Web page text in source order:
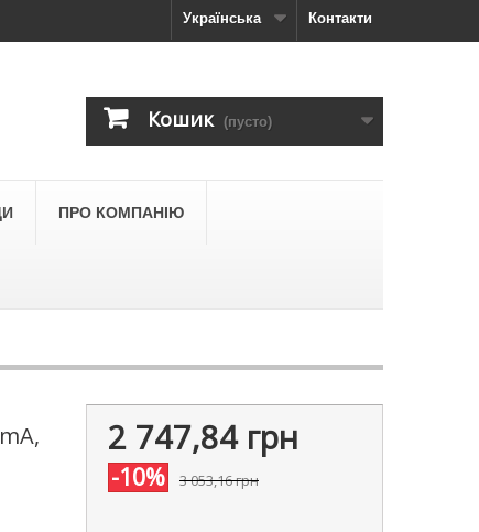
Контакти
Українська
Кошик (пусто)
ПРО КОМПАНІЮ
2 747,84 грн
-10% 3 053,16 грн